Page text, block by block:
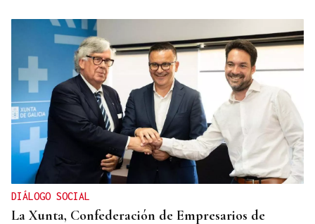
DIÁLOGO SOCIAL
La Xunta, Confederación de Empresarios de